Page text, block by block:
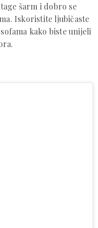
šarm i dobro se
Iskoristite ljubičaste
kako biste unijeli